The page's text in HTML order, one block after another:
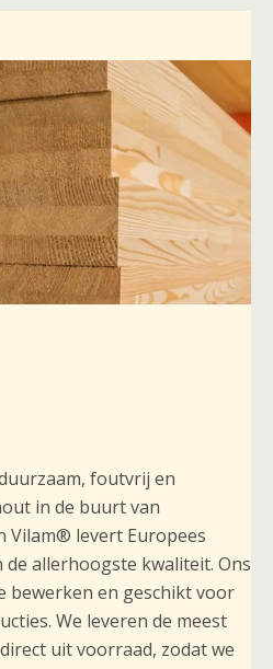
foutvrij en
in de buurt van
Vilam® levert Europees
allerhoogste kwaliteit. Ons
bewerken en geschikt voor
We leveren de meest
uit voorraad, zodat we